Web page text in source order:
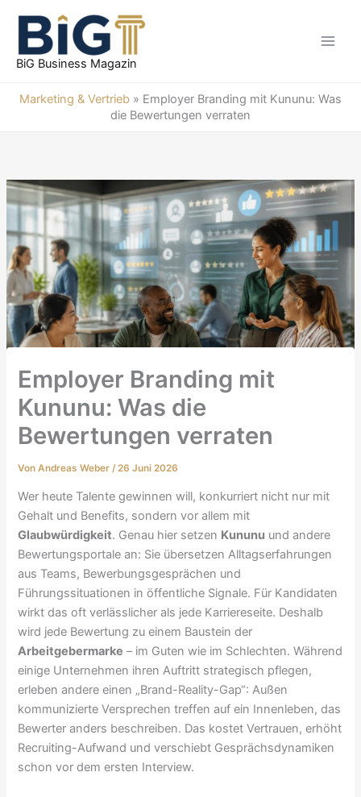
Inhalt
springen
BiG Business Magazin
Marketing & Vertrieb » Employer Branding mit Kununu: Was
die Bewertungen verraten
Employer Branding mit
Kununu: Was die
Bewertungen verraten
VonAndreas Weber /26 Juni 2026
Wer heute Talente gewinnen will, konkurriert nicht nur mit
Gehalt und Benefits, sondern vor allem mit
Glaubwürdigkeit. Genau hier setzen Kununu und andere
Bewertungsportale an: Sie übersetzen Alltagserfahrungen
aus Teams, Bewerbungsgesprächen und
Führungssituationen in öffentliche Signale. Für Kandidaten
wirkt das oft verlässlicher als jede Karriereseite. Deshalb
wird jede Bewertung zu einem Baustein der
Arbeitgebermarke – im Guten wie im Schlechten. Während
einige Unternehmen ihren Auftritt strategisch pflegen,
erleben andere einen „Brand-Reality-Gap“: Außen
kommunizierte Versprechen treffen auf ein Innenleben, das
Bewerter anders beschreiben. Das kostet Vertrauen, erhöht
Recruiting-Aufwand und verschiebt Gesprächsdynamiken
schon vor dem ersten Interview.